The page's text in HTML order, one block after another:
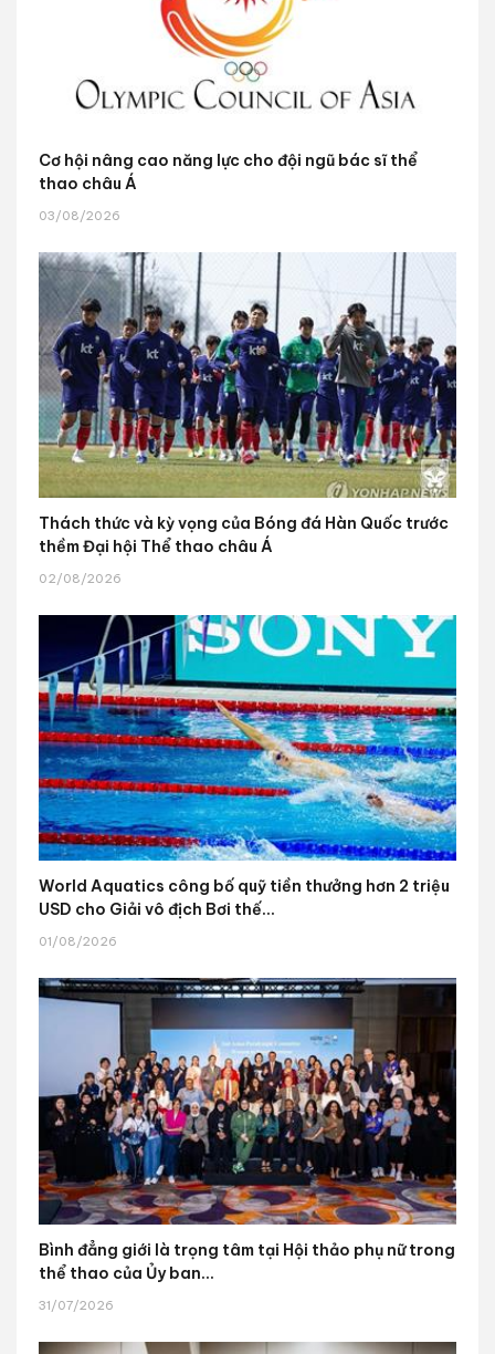
Cơ hội nâng cao năng lực cho đội ngũ bác sĩ thể
thao châu Á
03/08/2026
Thách thức và kỳ vọng của Bóng đá Hàn Quốc trước
thềm Đại hội Thể thao châu Á
02/08/2026
World Aquatics công bố quỹ tiền thưởng hơn 2 triệu
USD cho Giải vô địch Bơi thế...
01/08/2026
Bình đẳng giới là trọng tâm tại Hội thảo phụ nữ trong
thể thao của Ủy ban...
31/07/2026